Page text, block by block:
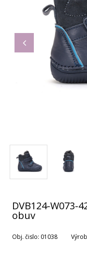
DVB124-W073-
obuv
Obj. čislo: 01038